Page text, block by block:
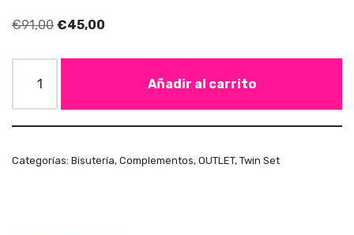
€91,00 €45,00
Añadir al carrito
Categorías: Bisutería, Complementos, OUTLET, Twin Set